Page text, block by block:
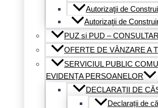
Autorizaţii de
Autorizaţii de
PUZ si PUD –
OFERTE DE VÂNZARE A
SERVICIUL PUBLIC
EVIDENȚA PERSOANELOR
DECLARAȚII DE
Declarații de